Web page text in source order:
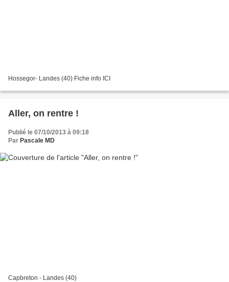
Hossegor- Landes (40) Fiche info ICI
Aller, on rentre !
Publié le 07/10/2013 à 09:18
Par Pascale MD
Capbreton - Landes (40)